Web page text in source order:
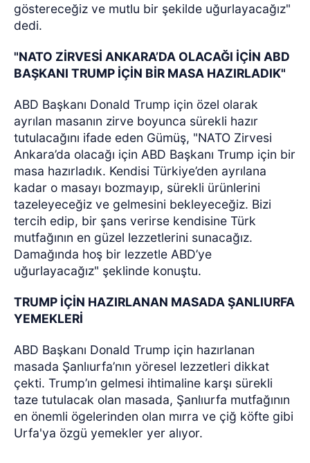
göstereceğiz ve mutlu bir şekilde uğurlayacağız"
dedi.
"NATO ZİRVESİ ANKARA’DA OLACAĞI İÇİN ABD
BAŞKANI TRUMP İÇİN BİR MASA HAZIRLADIK"
ABD Başkanı Donald Trump için özel olarak
ayrılan masanın zirve boyunca sürekli hazır
tutulacağını ifade eden Gümüş, "NATO Zirvesi
Ankara’da olacağı için ABD Başkanı Trump için bir
masa hazırladık. Kendisi Türkiye’den ayrılana
kadar o masayı bozmayıp, sürekli ürünlerini
tazeleyeceğiz ve gelmesini bekleyeceğiz. Bizi
tercih edip, bir şans verirse kendisine Türk
mutfağının en güzel lezzetlerini sunacağız.
Damağında hoş bir lezzetle ABD’ye
uğurlayacağız" şeklinde konuştu.
TRUMP İÇİN HAZIRLANAN MASADA ŞANLIURFA
YEMEKLERİ
ABD Başkanı Donald Trump için hazırlanan
masada Şanlıurfa’nın yöresel lezzetleri dikkat
çekti. Trump’ın gelmesi ihtimaline karşı sürekli
taze tutulacak olan masada, Şanlıurfa mutfağının
en önemli ögelerinden olan mırra ve çiğ köfte gibi
Urfa'ya özgü yemekler yer alıyor.